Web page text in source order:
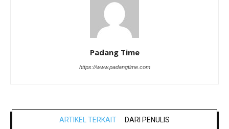
Padang Time
https://www.padangtime.com
ARTIKEL TERKAIT DARI PENULIS